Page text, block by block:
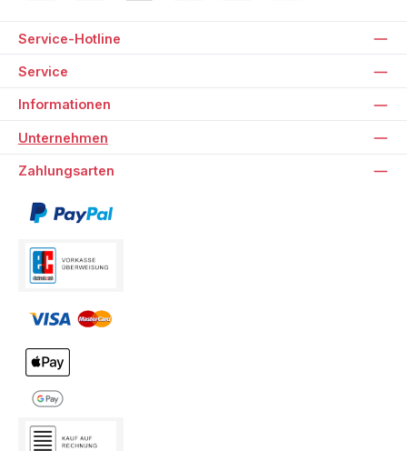
Service-Hotline
Service
Informationen
Unternehmen
Zahlungsarten